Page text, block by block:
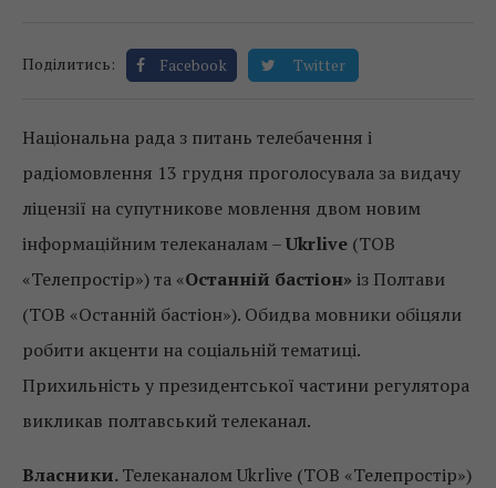
Поділитись: Facebook Twitter
Національна рада з питань телебачення і
радіомовлення 13 грудня проголосувала за видачу
ліцензії на супутникове мовлення двом новим
інформаційним телеканалам –Ukrlive (ТОВ
«Телепростір») та «Останній бастіон»із Полтави
(ТОВ «Останній бастіон»). Обидва мовники обіцяли
робити акценти на соціальній тематиці.
Прихильність у президентської частини регулятора
викликав полтавський телеканал.
Власники. Телеканалом Ukrlive (ТОВ «Телепростір»)